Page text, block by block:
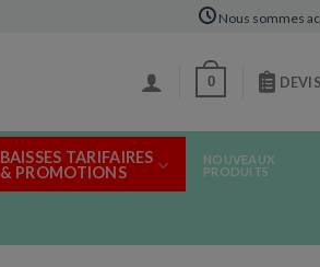
Nous sommes
0 DEVIS
BAISSES TARIFAIRES
& PROMOTIONS
NOUVEAUX
PRODUITS